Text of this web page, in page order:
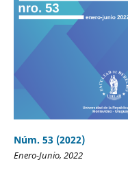
Núm. 53 (2022)
Enero-Junio, 2022